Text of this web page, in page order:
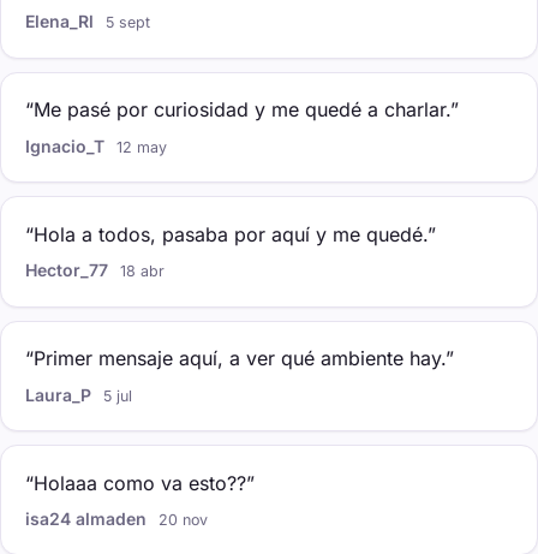
Elena_Rl 5 sept
“Me pasé por curiosidad y me quedé a charlar.”
Ignacio_T 12 may
“Hola a todos, pasaba por aquí y me quedé.”
Hector_77 18 abr
“Primer mensaje aquí, a ver qué ambiente hay.”
Laura_P 5 jul
“Holaaa como va esto??”
isa24 almaden 20 nov